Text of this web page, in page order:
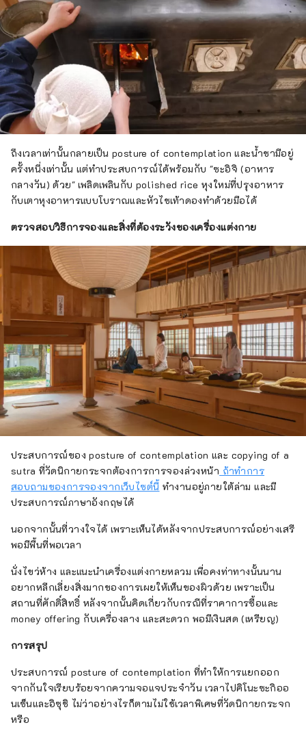
ถึงเวลาเท่านั้นกลายเป็น posture of contemplation และน้ำชามีอยู่
ครั้งหนึ่งเท่านั้น แต่ทำประสบการณ์ได้พร้อมกับ "ซะอิจิ (อาหาร
กลางวัน) ด้วย" เพลิดเพลินกับ polished rice หุงใหม่ที่ปรุงอาหาร
กับเตาหุงอาหารแบบโบราณและหัวไชเท้าดองทำด้วยมือได้
ตรวจสอบวิธีการจองและสิ่งที่ต้องระวังของเครื่องแต่งกาย
ประสบการณ์ของ posture of contemplation และ copying of a
sutra ที่วัดนิกายกระจกต้องการการจองล่วงหน้า ถ้าทำการ
สอบถามของการจองจากเว็บไซต์นี้ ทำงานอยู่ภายใต้ล่าม และมี
ประสบการณ์ภาษาอังกฤษได้
นอกจากนั้นที่วางใจได้ เพราะเห็นได้หลังจากประสบการณ์อย่างเสรี
พอมีพื้นที่พอเวลา
นั่งไขว่ห้าง และแนะนำเครื่องแต่งกายหลวม เพื่อคงท่าทางนั้นนาน
อยากหลีกเลี่ยงสิ่งมากของการเผยให้เห็นของผิวด้วย เพราะเป็น
สถานที่ศักดิ์สิทธิ์ หลังจากนั้นคิดเกี่ยวกับกรณีที่ราคาการซื้อและ
money offering กับเครื่องลาง และสะดวก พอมีเงินสด (เหรียญ)
การสรุป
ประสบการณ์ posture of contemplation ที่ทำให้การแยกออก
จากกันใจเรียบร้อยจากความจอแจประจำวัน เวลาไปคิโนะซะกิออ
นเซ็นและอิซุชิ ไม่ว่าอย่างไรก็ตามไม่ใช้เวลาพิเศษที่วัดนิกายกระจก
หรือ